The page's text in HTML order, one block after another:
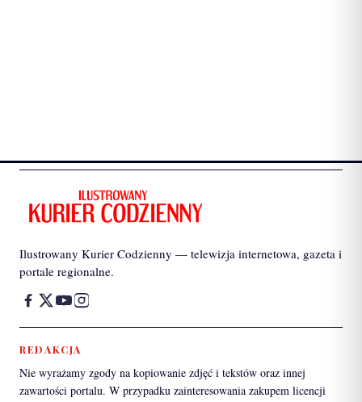
Ilustrowany Kurier Codzienny — telewizja internetowa, gazeta i
portale regionalne.
REDAKCJA
Nie wyrażamy zgody na kopiowanie zdjęć i tekstów oraz innej
zawartości portalu. W przypadku zainteresowania zakupem licencji